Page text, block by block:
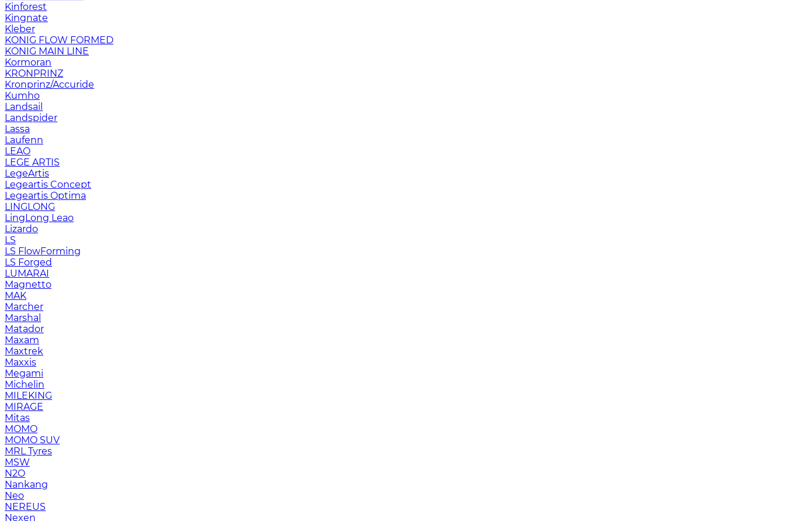
Kinforest
Kingnate
Kleber
KONIG FLOW FORMED
KONIG MAIN LINE
Kormoran
KRONPRINZ
Kronprinz/Accuride
Kumho
Landsail
Landspider
Lassa
Laufenn
LEAO
LEGE ARTIS
LegeArtis
Legeartis Concept
Legeartis Optima
LINGLONG
LingLong Leao
Lizardo
LS
LS FlowForming
LS Forged
LUMARAI
Magnetto
MAK
Marcher
Marshal
Matador
Maxam
Maxtrek
Maxxis
Megami
Michelin
MILEKING
MIRAGE
Mitas
MOMO
MOMO SUV
MRL Tyres
MSW
N2O
Nankang
Neo
NEREUS
Nexen